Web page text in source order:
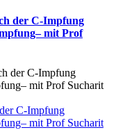
der C-Impfung
mit Prof
C-Impfung
mit Prof Sucharit